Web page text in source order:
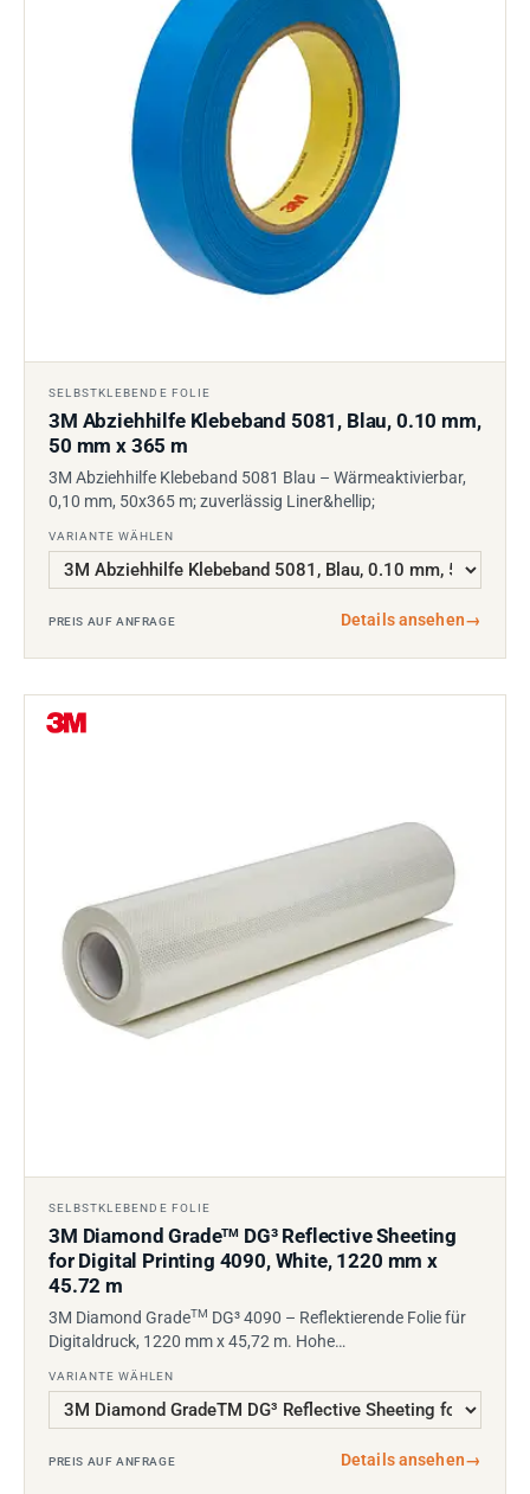
SELBSTKLEBENDE FOLIE
3M Abziehhilfe Klebeband 5081, Blau, 0.10 mm,
50 mm x 365 m
3M Abziehhilfe Klebeband 5081 Blau – Wärmeaktivierbar,
0,10 mm, 50x365 m; zuverlässig Liner&hellip;
VARIANTE WÄHLEN
PREIS AUF ANFRAGE Details ansehen→
SELBSTKLEBENDE FOLIE
3M Diamond GradeTM DG³ Reflective Sheeting
for Digital Printing 4090, White, 1220 mm x
45.72 m
3M Diamond GradeTM DG³ 4090 – Reflektierende Folie für
Digitaldruck, 1220 mm x 45,72 m. Hohe…
VARIANTE WÄHLEN
PREIS AUF ANFRAGE Details ansehen→